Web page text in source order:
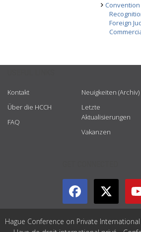
Convention
Foreign
Kontakt
Über die HCCH
FAQ
Neuigkeiten (Archiv)
Letzte
Aktualisierungen
Vakanzen
Hague Conference on Private